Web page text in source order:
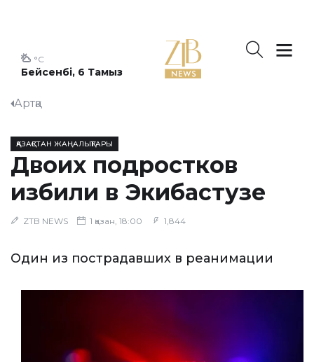
Бейсенбі, 6 Тамыз
°C
Артқа
ҚАЗАҚСТАН ЖАҢАЛЫҚТАРЫ
Двоих подростков
избили в Экибастузе
ZTB NEWS 1 қазан, 18:00 1,844
Один из пострадавших в реанимации